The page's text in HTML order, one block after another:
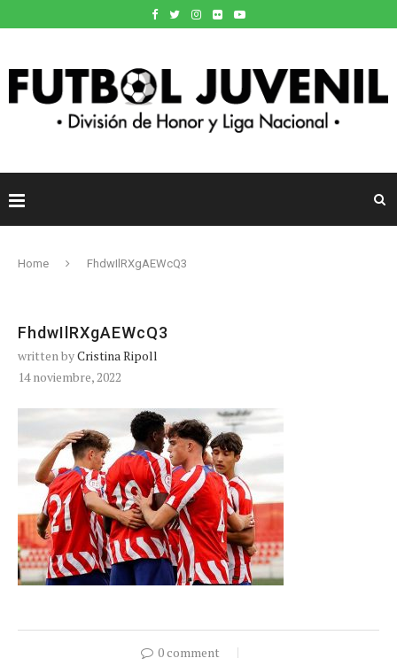
Home FhdwIlRXgAEWcQ3
FhdwIlRXgAEWcQ3
written byCristina Ripoll
14 noviembre, 2022
0 comment